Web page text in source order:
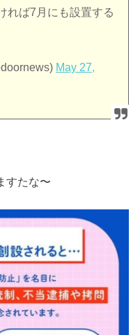
れば7月にも設置する
May 27,
すたな〜